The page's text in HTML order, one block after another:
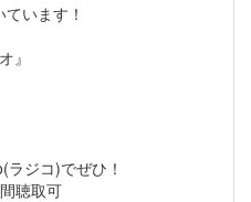
います！
』
ジコ)でぜひ！
聴取可